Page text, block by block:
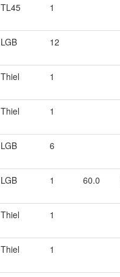
TL45 1
LGB 12
Thiel 1
Thiel 1
LGB 6
LGB 1 60.0
Thiel 1
Thiel 1